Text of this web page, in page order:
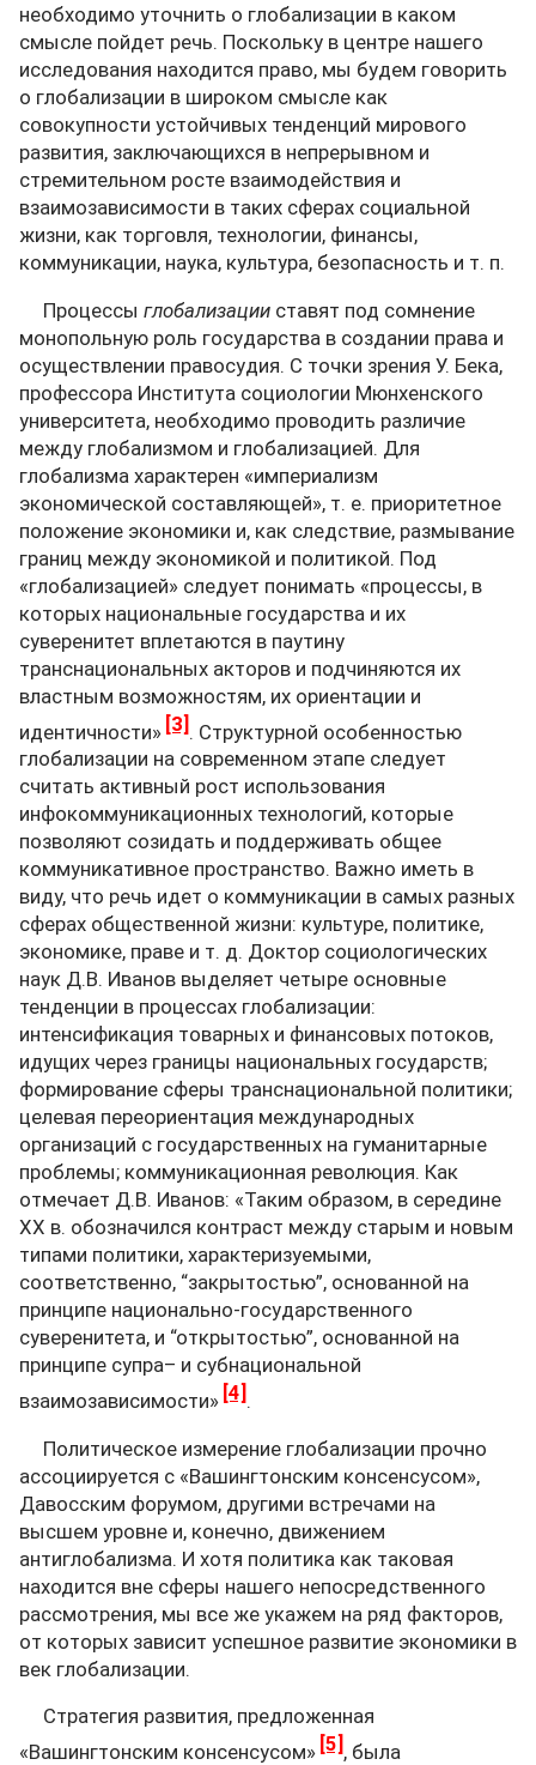
необходимо уточнить о глобализации в каком
смысле пойдет речь. Поскольку в центре нашего
исследования находится право, мы будем говорить
о глобализации в широком смысле как
совокупности устойчивых тенденций мирового
развития, заключающихся в непрерывном и
стремительном росте взаимодействия и
взаимозависимости в таких сферах социальной
жизни, как торговля, технологии, финансы,
коммуникации, наука, культура, безопасность и т. п.
Процессы глобализации ставят под сомнение
монопольную роль государства в создании права и
осуществлении правосудия. С точки зрения У. Бека,
профессора Института социологии Мюнхенского
университета, необходимо проводить различие
между глобализмом и глобализацией. Для
глобализма характерен «империализм
экономической составляющей», т. е. приоритетное
положение экономики и, как следствие, размывание
границ между экономикой и политикой. Под
«глобализацией» следует понимать «процессы, в
которых национальные государства и их
суверенитет вплетаются в паутину
транснациональных акторов и подчиняются их
властным возможностям, их ориентации и
идентичности» [3] . Структурной особенностью
глобализации на современном этапе следует
считать активный рост использования
инфокоммуникационных технологий, которые
позволяют созидать и поддерживать общее
коммуникативное пространство. Важно иметь в
виду, что речь идет о коммуникации в самых разных
сферах общественной жизни: культуре, политике,
экономике, праве и т. д. Доктор социологических
наук Д.В. Иванов выделяет четыре основные
тенденции в процессах глобализации:
интенсификация товарных и финансовых потоков,
идущих через границы национальных государств;
формирование сферы транснациональной политики;
целевая переориентация международных
организаций с государственных на гуманитарные
проблемы; коммуникационная революция. Как
отмечает Д.В. Иванов: «Таким образом, в середине
XX в. обозначился контраст между старым и новым
типами политики, характеризуемыми,
соответственно, “закрытостью”, основанной на
принципе национально-государственного
суверенитета, и “открытостью”, основанной на
принципе супра– и субнациональной
взаимозависимости» [4] .
Политическое измерение глобализации прочно
ассоциируется с «Вашингтонским консенсусом»,
Давосским форумом, другими встречами на
высшем уровне и, конечно, движением
антиглобализма. И хотя политика как таковая
находится вне сферы нашего непосредственного
рассмотрения, мы все же укажем на ряд факторов,
от которых зависит успешное развитие экономики в
век глобализации.
Стратегия развития, предложенная
«Вашингтонским консенсусом» [5] , была